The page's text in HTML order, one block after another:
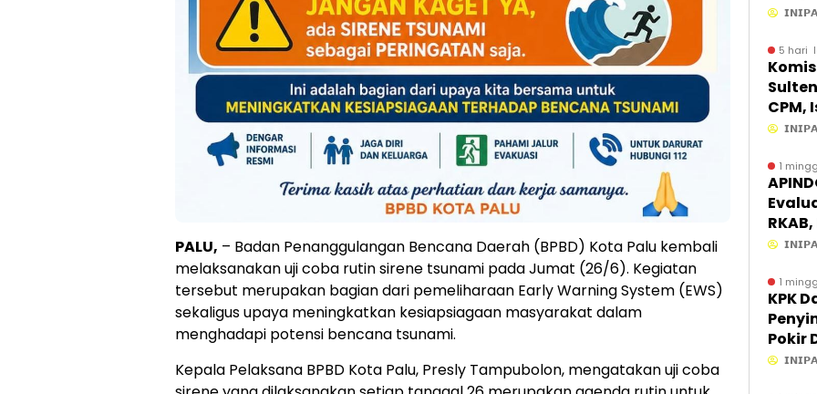
PALU, – Badan Penanggulangan Bencana Daerah (BPBD) Kota Palu kembali
melaksanakan uji coba rutin sirene tsunami pada Jumat (26/6). Kegiatan
tersebut merupakan bagian dari pemeliharaan Early Warning System (EWS)
sekaligus upaya meningkatkan kesiapsiagaan masyarakat dalam
menghadapi potensi bencana tsunami.
Kepala Pelaksana BPBD Kota Palu, Presly Tampubolon, mengatakan uji coba
Lewat
5 hari
CPM,
1
1
KPK
Pokir